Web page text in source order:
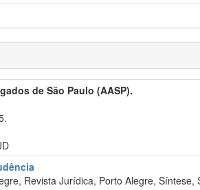
de São Paulo (AASP).
Revista Jurídica, Porto Alegre,